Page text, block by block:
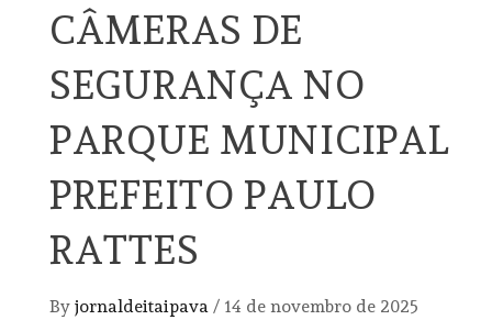
CÂMERAS DE
SEGURANÇA NO
PARQUE MUNICIPAL
PREFEITO PAULO
RATTES
By jornaldeitaipava / 14 de novembro de 2025